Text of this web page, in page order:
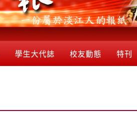
學生大代誌 校友動態 特刊